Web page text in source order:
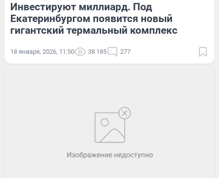
Инвестируют миллиард. Под
Екатеринбургом появится новый
гигантский термальный комплекс
18 января, 2026, 11:50 38 185 277